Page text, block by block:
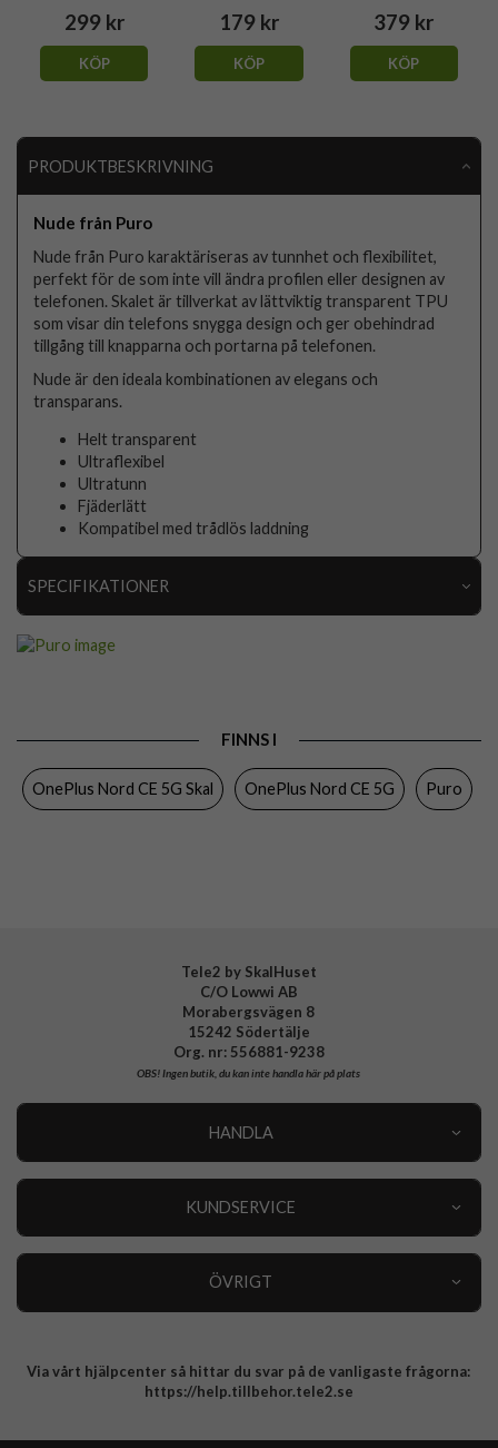
299 kr
KÖP
179 kr
KÖP
379 kr
KÖP
PRODUKTBESKRIVNING
Nude från Puro
Nude från Puro karaktäriseras av tunnhet och flexibilitet,
perfekt för de som inte vill ändra profilen eller designen av
telefonen. Skalet är tillverkat av lättviktig transparent TPU
som visar din telefons snygga design och ger obehindrad
tillgång till knapparna och portarna på telefonen.
Nude är den ideala kombinationen av elegans och
transparans.
Helt transparent
Ultraflexibel
Ultratunn
Fjäderlätt
Kompatibel med trådlös laddning
SPECIFIKATIONER
Trådlös laddning-kompatibel
Färg Genomskinlig
FINNS I
OnePlus Nord CE 5G Skal OnePlus Nord CE 5G Puro
Tele2 by SkalHuset
C/O Lowwi AB
Morabergsvägen 8
15242 Södertälje
Org. nr: 556881-9238
OBS!Ingen butik, du kan inte handla här på plats
HANDLA
KUNDSERVICE
ÖVRIGT
Integritetspolicy
Via vårt hjälpcenter så hittar du svar på de vanligaste frågorna:
https://help.tillbehor.tele2.se